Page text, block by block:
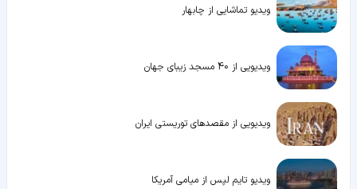
ویدیو تماشایی از چابهار
ویدیویی از 40 مسجد زیبای جهان
ویدیویی از مقصدهای توریستی ایران
ویدیو تایم لپس از میامی آمریکا